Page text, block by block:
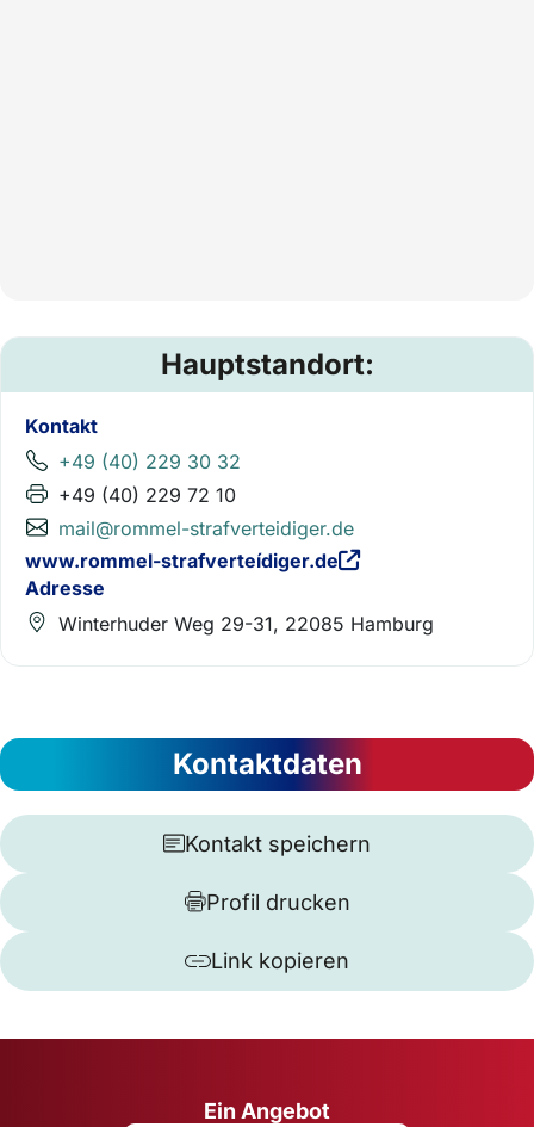
Hauptstandort:
Kontakt
+49 (40) 229 30 32
+49 (40) 229 72 10
mail@rommel-strafverteidiger.de
www.rommel-strafverteídiger.de
Adresse
Winterhuder Weg 29-31, 22085 Hamburg
Kontaktdaten
Kontakt speichern
Profil drucken
Link kopieren
Ein Angebot